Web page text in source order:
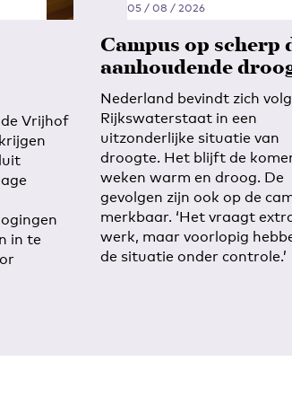
Vrijhof
in te
05 / 08 / 2026
Campus op scherp
aanhoudende
Nederland bevindt zich
Rijkswaterstaat in een
uitzonderlijke situatie van
droogte. Het blijft de
weken warm en droog. De
gevolgen zijn ook op de
merkbaar. ‘Het vraagt
werk, maar voorlopig
de situatie onder controle.’